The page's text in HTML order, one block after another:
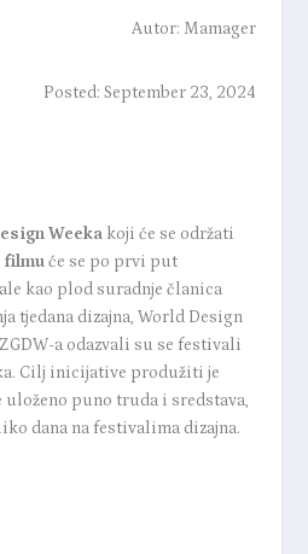
Autor: Mamager
Posted: September 23, 2024
Weekakoji će se održati
filmuće se po prvi put
kao plod suradnje članica
tjedana dizajna, World Design
a odazvali su se festivali
Cilj inicijative produžiti je
uloženo puno truda i sredstava,
dana na festivalima dizajna.